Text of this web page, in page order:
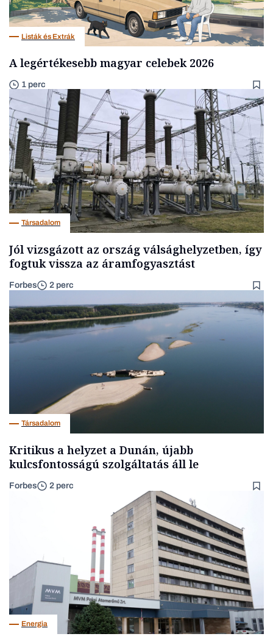
Listák és Extrák
A legértékesebb magyar celebek 2026
1 perc
Társadalom
Jól vizsgázott az ország válsághelyzetben, így
fogtuk vissza az áramfogyasztást
Forbes 2 perc
Társadalom
Kritikus a helyzet a Dunán, újabb
kulcsfontosságú szolgáltatás áll le
Forbes 2 perc
Energia